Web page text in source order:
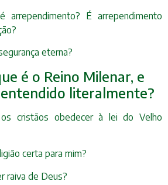
arrependimento? É arrependimento
eterna?
é o Reino Milenar, e
literalmente?
cristãos obedecer à lei do Velho
certa para mim?
raiva de Deus?